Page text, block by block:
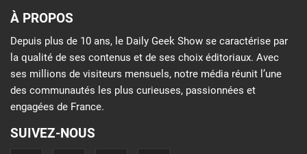
À PROPOS
Depuis plus de 10 ans, le Daily Geek Show se caractérise par
la qualité de ses contenus et de ses choix éditoriaux. Avec
ses millions de visiteurs mensuels, notre média réunit l’une
des communautés les plus curieuses, passionnées et
engagées de France.
SUIVEZ-NOUS